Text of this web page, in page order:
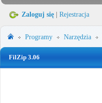
Zaloguj się Rejestracja
Programy Narzędzia
FilZip 3.06